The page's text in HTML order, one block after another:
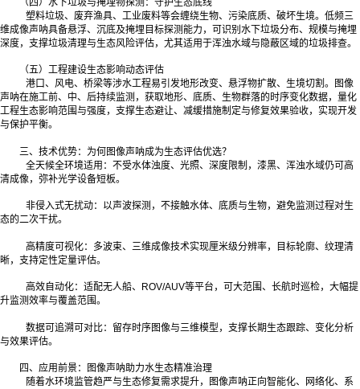
（四）水下垃圾与掩埋物探测：守护生态底线
塑料垃圾、废弃渔具、工业废料等会缠绕生物、污染底质、破坏生境。低频三
维成像声呐具备悬浮、沉底及掩埋目标探测能力，可识别水下垃圾分布、规模与掩埋
深度，支撑垃圾清理与生态风险评估，尤其适用于浑浊水域与隐蔽区域的垃圾排查。
（五）工程建设生态影响动态评估
港口、风电、桥梁等涉水工程易引发地形改变、悬浮物扩散、生境切割。图像
声呐在施工前、中、后持续监测，获取地形、底质、生物群落的时序变化数据，量化
工程生态影响范围与强度，支撑生态避让、减缓措施制定与修复效果验收，实现开发
与保护平衡。
三、技术优势：为何图像声呐成为生态评估优选？
全天候全环境适用：不受水体浊度、光照、深度限制，漆黑、浑浊水域仍可高
清成像，弥补光学设备短板。
非侵入式无扰动：以声波探测，不接触水体、底质与生物，避免监测过程对生
态的二次干扰。
高精度可视化：多波束、三维成像技术实现厘米级分辨率，目标轮廓、纹理清
晰，支持定性定量评估。
高效自动化：适配无人船、ROV/AUV等平台，可大范围、长航时巡检，大幅提
升监测效率与覆盖范围。
数据可追溯可对比：留存时序图像与三维模型，支撑长期生态跟踪、变化分析
与效果评估。
四、应用前景：图像声呐助力水生态精准治理
随着水环境监管趋严与生态修复需求提升，图像声呐正向智能化、网络化、系